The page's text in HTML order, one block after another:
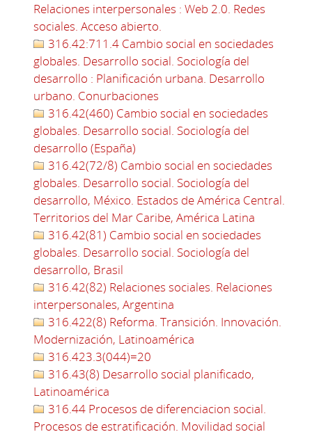
Relaciones interpersonales : Web 2.0. Redes
sociales. Acceso abierto.
316.42:711.4 Cambio social en sociedades
globales. Desarrollo social. Sociología del
desarrollo : Planificación urbana. Desarrollo
urbano. Conurbaciones
316.42(460) Cambio social en sociedades
globales. Desarrollo social. Sociología del
desarrollo (España)
316.42(72/8) Cambio social en sociedades
globales. Desarrollo social. Sociología del
desarrollo, México. Estados de América Central.
Territorios del Mar Caribe, América Latina
316.42(81) Cambio social en sociedades
globales. Desarrollo social. Sociología del
desarrollo, Brasil
316.42(82) Relaciones sociales. Relaciones
interpersonales, Argentina
316.422(8) Reforma. Transición. Innovación.
Modernización, Latinoamérica
316.423.3(044)=20
316.43(8) Desarrollo social planificado,
Latinoamérica
316.44 Procesos de diferenciacion social.
Procesos de estratificación. Movilidad social